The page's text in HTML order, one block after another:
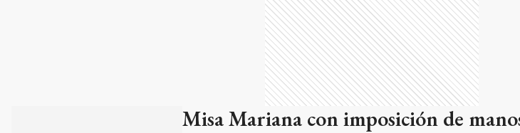
Misa Mariana con imposición de